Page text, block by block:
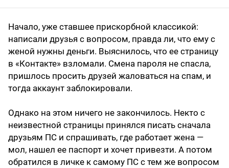
Начало, уже ставшее прискорбной классикой:
написали друзья с вопросом, правда ли, что ему с
женой нужны деньги. Выяснилось, что ее страницу
в «Контакте» взломали. Смена пароля не спасла,
пришлось просить друзей жаловаться на спам, и
тогда аккаунт заблокировали.
Однако на этом ничего не закончилось. Некто с
неизвестной страницы принялся писать сначала
друзьям ПС и спрашивать, где работает жена —
мол, нашел ее паспорт и хочет привезти. А потом
обратился в личке к самому ПС с тем же вопросом